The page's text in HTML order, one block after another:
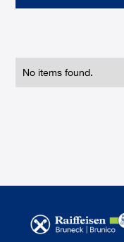
No items found.